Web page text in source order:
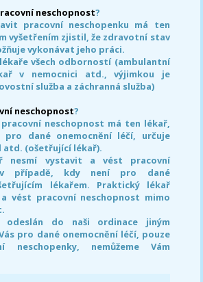
neschopnost?
pracovní neschopenku má ten
vyšetřením zjistil, že zdravotní stav
vykonávat jeho práci.
všech odborností (ambulantní
v nemocnici atd., výjimkou je
služba a záchranná služba)
neschopnost?
neschopnost má ten lékař,
dané onemocnění léčí, určuje
(ošetřující lékař).
nesmí vystavit a vést pracovní
v případě, kdy není pro dané
lékařem. Praktický lékař
vést pracovní neschopnost mimo
odeslán do naši ordinace jiným
pro dané onemocnění léčí, pouze
neschopenky, nemůžeme Vám